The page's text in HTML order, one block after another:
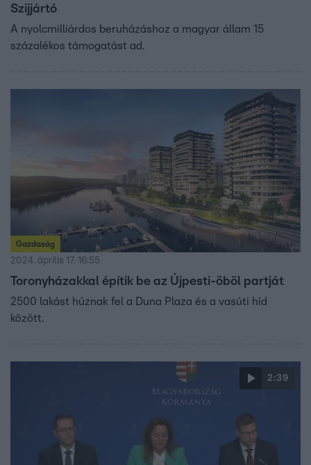
Szijjártó
A nyolcmilliárdos beruházáshoz a magyar állam 15
százalékos támogatást ad.
Gazdaság
2024. április 17. 16:55
Toronyházakkal építik be az Újpesti-öböl partját
2500 lakást húznak fel a Duna Plaza és a vasúti híd
között.
2:39